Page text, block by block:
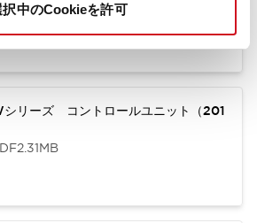
択中のCookieを許可
1.65MB
シリーズ コントロールユニット（201
2.31MB